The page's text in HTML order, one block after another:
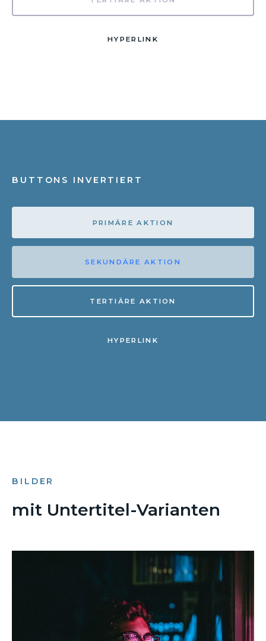
HYPERLINK
BUTTONS INVERTIERT
PRIMÄRE AKTION
SEKUNDÄRE AKTION
TERTIÄRE AKTION
HYPERLINK
BILDER
mit Untertitel-Varianten